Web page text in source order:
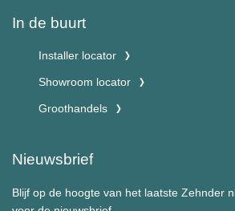
In de buurt
Installer locator
Showroom locator
Groothandels
Nieuwsbrief
Blijf op de hoogte van het laatste Zehnder